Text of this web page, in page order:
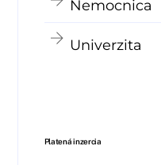
Nemocnica
Univerzita
Platená inzercia